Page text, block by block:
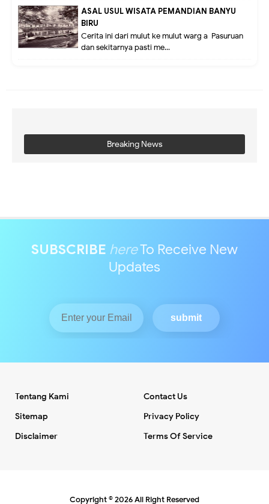
ASAL USUL WISATA PEMANDIAN BANYU
BIRU
Cerita ini dari mulut ke mulut warg a Pasuruan
dan sekitarnya pasti me...
Breaking News
SUBSCRIBE hereTo Receive New
Updates
Tentang Kami
Contact Us
Sitemap
Privacy Policy
Disclaimer
Terms Of Service
Copyright ©2026All Right Reserved